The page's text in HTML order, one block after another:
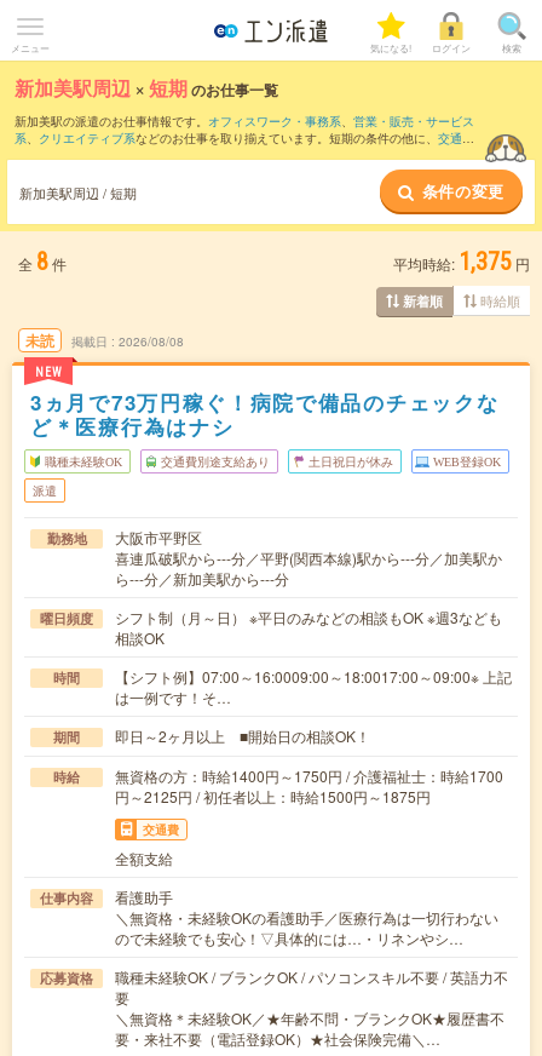
メニュー 気になる! ログイン 検索
新加美駅周辺 ×短期のお仕事一覧
新加美駅の派遣のお仕事情報です。 オフィスワーク・事務系、 営業・販売・サービス
系、 クリエイティブ系などのお仕事を取り揃えています。短期の条件の他に、 交通費
新加美駅周辺 / 短期 条件の変更
全 8件 平均時給: 1,375 円
新着順 時給順
未読
NEW
掲載日 2026/08/08
3ヵ月で73万円稼ぐ！病院で備品のチェックな
ど＊医療行為はナシ
職種未経験OK 交通費別途支給あり 土日祝日が休み WEB登録OK
派遣
勤務地
大阪市平野区
喜連瓜破駅から---分／平野(関西本線)駅から---分／加美駅か
ら---分／新加美駅から---分
曜日頻度
シフト制（月～日） ※平日のみなどの相談もOK ※週3なども
相談OK
時間
【シフト例】07:00～16:0009:00～18:0017:00～09:00※ 上記
は一例です！そ…
期間 即日～2ヶ月以上 ■開始日の相談OK！
時給
無資格の方：時給1400円～1750円 / 介護福祉士：時給1700
円～2125円 / 初任者以上：時給1500円～1875円
交通費
全額支給
仕事内容
看護助手
＼無資格・未経験OKの看護助手／医療行為は一切行わない
ので未経験でも安心！▽具体的には…・リネンやシ…
応募資格
職種未経験OK / ブランクOK / パソコンスキル不要 / 英語力不
要
＼無資格＊未経験OK／★年齢不問・ブランクOK★履歴書不
要・来社不要（電話登録OK）★社会保険完備＼…